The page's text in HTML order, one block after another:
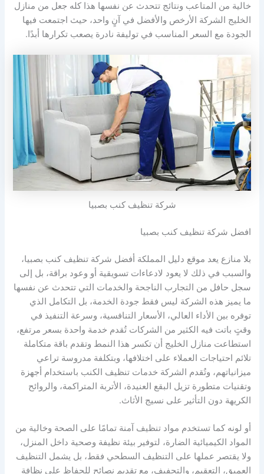
خالية من المتاعب ونتائج تتحدث عن نفسها هذا كله جعل من منازل
الخليج الشركة الأرخص والأفضل في آنٍ واحد، حيث اجتمعت فيها
الجودة مع السعر المناسب في توليفة نادرة يصعب تكرارها أبدًا.
شركة تنظيف كنب بصبيا
افضل شركة تنظيف كنب بصبيا
بلا منازع يعد موقع دليل المملكة أفضل شركة تنظيف كنب بصبيا،
والسبب في ذلك لا يعود لادعاءات تسويقية أو وعود براقة، بل إلى
سجل حافل من التجارب الناجحة والخدمات التي تتحدث عن نفسها
ما يميز هذه الشركة ليس فقط جودة الخدمة، بل التكامل الذي
توفره بين الأداء العالي، الأسعار التنافسية، وسرعة التنفيذ في
وقتٍ باتت فيه الكثير من الشركات تُقدم خدمة واحدة بسعر مرتفع،
استطاعت منازل الخليج أن تكسر هذا النمط وتقدم باقة متكاملة
تلائم احتياجات العملاء على اختلافها، وبتكلفة مدروسة تراعي
ميزانياتهم، وتُقدم الشركة خدمات تنظيف الكنب باستخدام أجهزة
وتقنيات متطورة تزيل البقع العنيدة، الأتربة المتراكمة، والروائح
الكريهة دون التأثير على نسيج الأثاث.
أو لونه كما تستخدم مواد تنظيف آمنة تمامًا على الصحة وخالية من
المواد الكيميائية الضارة، لتوفير بيئة نظيفة وصحية داخل المنزل،
ولا يقتصر عملها على التنظيف السطحي فقط، بل يشمل التنظيف
العميق، التعقيم، والتجفيف، مع تقديم نصائح للحفاظ على نظافة